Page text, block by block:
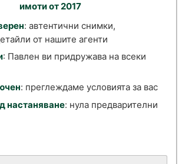
имоти от 2017
: автентични снимки,
от нашите агенти
: Павлен ви придружава на всеки
: преглеждаме условията за вас
настаняване: нула предварителни